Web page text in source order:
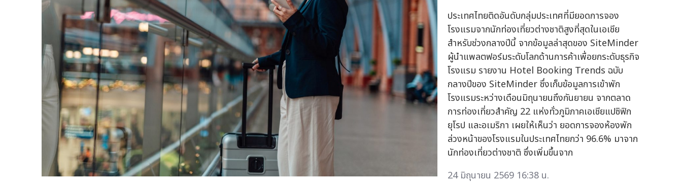
ประเทศไทยติดอันดับกลุ่มประเทศที่มียอดการจอง
โรงแรมจากนักท่องเที่ยวต่างชาติสูงที่สุดในเอเชีย
สำหรับช่วงกลางปีนี้ จากข้อมูลล่าสุดของ SiteMinder
ผู้นำแพลตฟอร์มระดับโลกด้านการค้าเพื่อยกระดับธุรกิจ
โรงแรม รายงาน Hotel Booking Trends ฉบับ
กลางปีของ SiteMinder ซึ่งเก็บข้อมูลการเข้าพัก
โรงแรมระหว่างเดือนมิถุนายนถึงกันยายน จากตลาด
การท่องเที่ยวสำคัญ 22 แห่งทั่วภูมิภาคเอเชียแปซิฟิก
ยุโรป และอเมริกา เผยให้เห็นว่า ยอดการจองห้องพัก
ล่วงหน้าของโรงแรมในประเทศไทยกว่า 96.6% มาจาก
นักท่องเที่ยวต่างชาติ ซึ่งเพิ่มขึ้นจาก
24 มิถุนายน 2569 16:38 น.